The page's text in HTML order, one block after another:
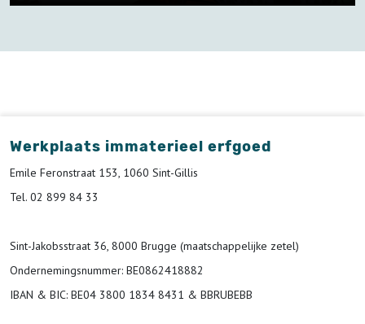
Werkplaats immaterieel erfgoed
Emile Feronstraat 153, 1060 Sint-Gillis
Tel. 02 899 84 33
Sint-Jakobsstraat 36, 8000 Brugge (maatschappelijke zetel)
Ondernemingsnummer: BE0862418882
IBAN & BIC: BE04 3800 1834 8431 & BBRUBEBB